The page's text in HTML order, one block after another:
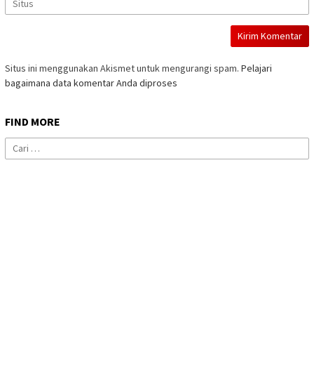
Situs ini menggunakan Akismet untuk mengurangi spam. Pelajari
bagaimana data komentar Anda diproses
FIND MORE
Cari
untuk: